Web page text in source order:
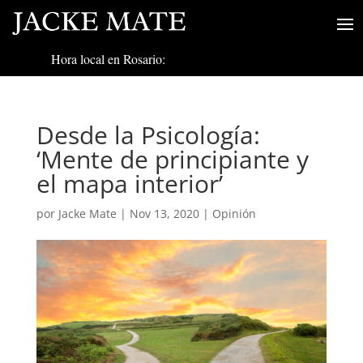
Hora local en Rosario:
Desde la Psicología:
‘Mente de principiante y
el mapa interior’
por Jacke Mate | Nov 13, 2020| Opinión